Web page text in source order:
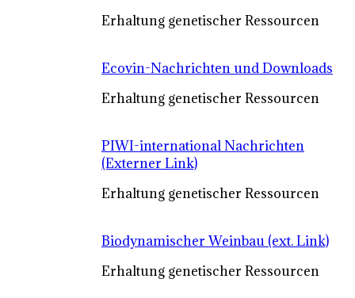
Erhaltung genetischer Ressourcen
Ecovin-Nachrichten und Downloads
Erhaltung genetischer Ressourcen
PIWI-international Nachrichten
(Externer Link)
Erhaltung genetischer Ressourcen
Biodynamischer Weinbau (ext. Link)
Erhaltung genetischer Ressourcen